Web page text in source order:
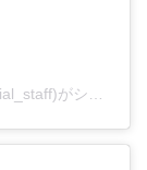
綾瀬はるか official staff(@ayaseharuka_official_staff)がシェアした投稿